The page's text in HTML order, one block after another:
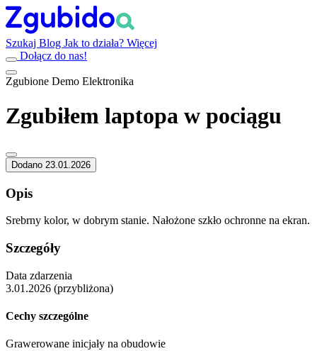
Szukaj Blog Jak to działa? Więcej
Dołącz do nas!
Zgubione Demo Elektronika
Zgubiłem laptopa w pociągu
Dodano 23.01.2026
Opis
Srebrny kolor, w dobrym stanie. Nałożone szkło ochronne na ekran.
Szczegóły
Data zdarzenia
3.01.2026 (przybliżona)
Cechy szczególne
Grawerowane inicjały na obudowie